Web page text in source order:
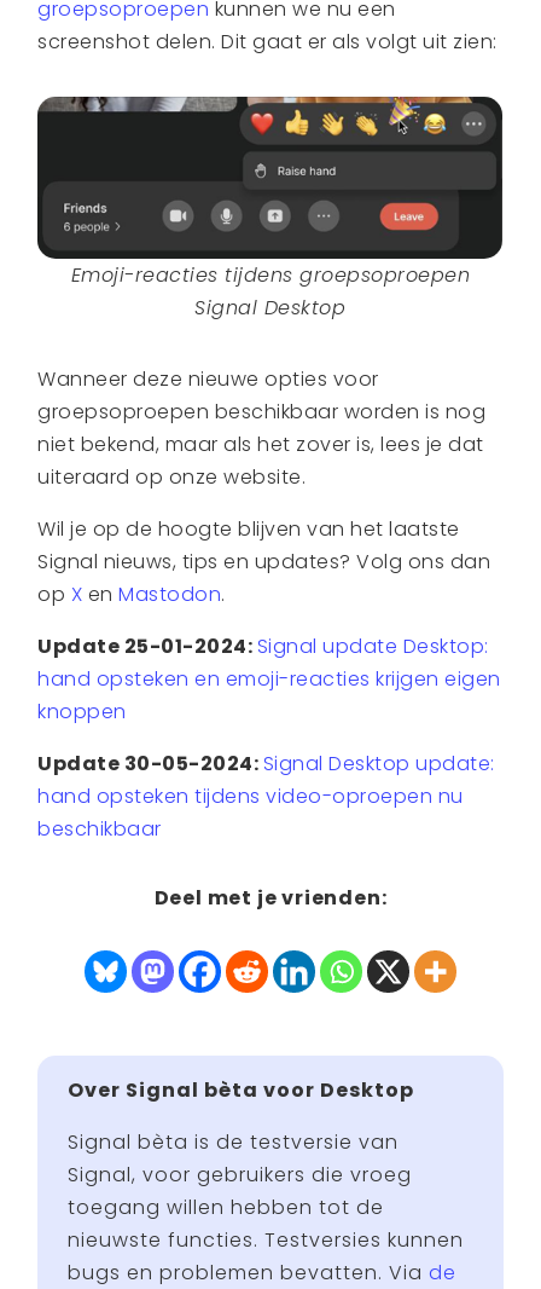
groepsoproepen kunnen we nu een
screenshot delen. Dit gaat er als volgt uit zien:
Emoji-reacties tijdens groepsoproepen
Signal Desktop
Wanneer deze nieuwe opties voor
groepsoproepen beschikbaar worden is nog
niet bekend, maar als het zover is, lees je dat
uiteraard op onze website.
Wil je op de hoogte blijven van het laatste
Signal nieuws, tips en updates? Volg ons dan
op X enMastodon.
Update 25-01-2024: Signal update Desktop:
hand opsteken en emoji-reacties krijgen eigen
knoppen
Update 30-05-2024: Signal Desktop update:
hand opsteken tijdens video-oproepen nu
beschikbaar
Deel met je vrienden:
Over Signal bèta voor Desktop
Signal bèta is de testversie van
Signal, voor gebruikers die vroeg
toegang willen hebben tot de
nieuwste functies. Testversies kunnen
bugs en problemen bevatten. Via de